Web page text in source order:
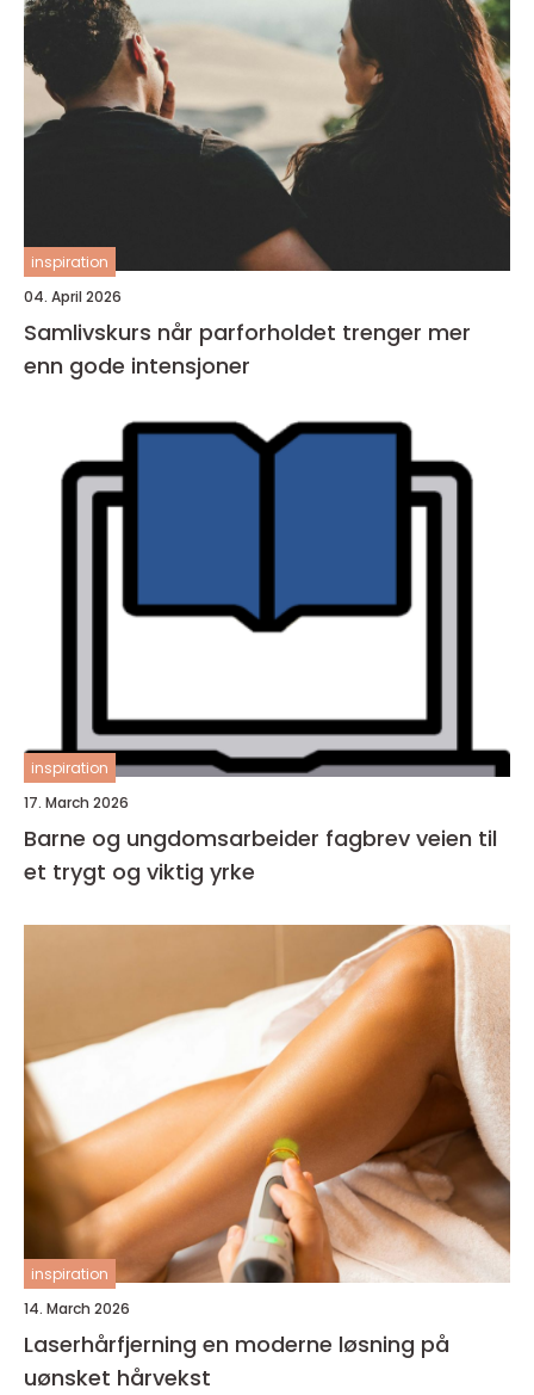
inspiration
04. April 2026
Samlivskurs når parforholdet trenger mer
enn gode intensjoner
inspiration
17. March 2026
Barne og ungdomsarbeider fagbrev veien til
et trygt og viktig yrke
inspiration
14. March 2026
Laserhårfjerning en moderne løsning på
uønsket hårvekst